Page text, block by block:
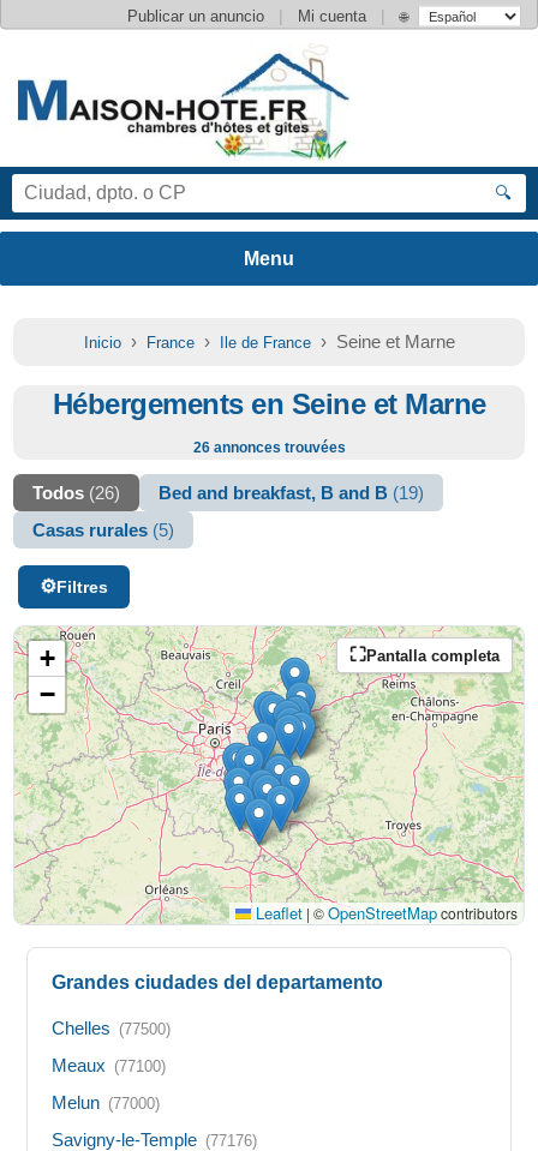
Publicar un anuncio | Mi cuenta | 🌐
🔍
Inicio› France› Ile de France› Seine et Marne
Hébergements en Seine et Marne
26 annonces trouvées
Todos (26) Bed and breakfast, B and B (19)
Casas rurales (5)
Filtres
Pantalla completa
+
−
Leaflet | ©OpenStreetMapcontributors
Grandes ciudades del departamento
Chelles (77500)
Meaux (77100)
Melun (77000)
Savigny-le-Temple (77176)